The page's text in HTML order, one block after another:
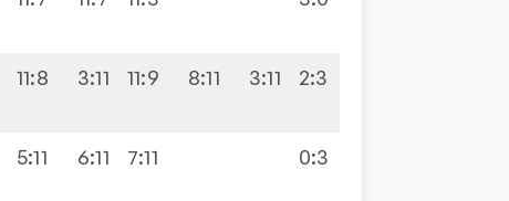
11:8 3:11 11:9 8:11 3:11 2:3
5:11 6:11 7:11 0:3